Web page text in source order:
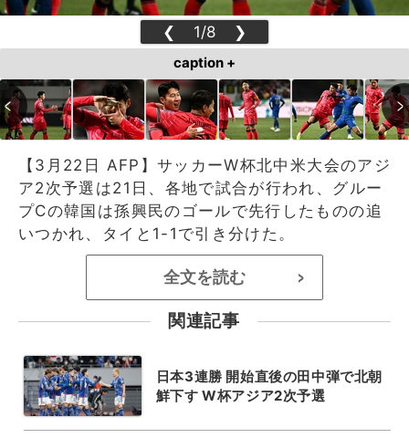
❮ 1/8 ❯
caption +
【3月22日 AFP】サッカーW杯北中米大会のアジ
ア2次予選は21日、各地で試合が行われ、グルー
プCの韓国は孫興民のゴールで先行したものの追
いつかれ、タイと1-1で引き分けた。
全文を読む >
関連記事
日本3連勝 開始直後の田中弾で北朝
鮮下す W杯アジア2次予選